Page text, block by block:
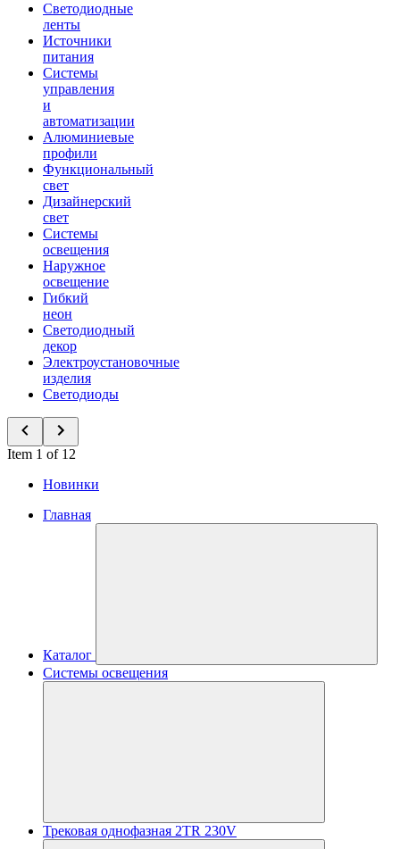
Светодиодные
ленты
Источники
питания
Системы
управления
и
автоматизации
Алюминиевые
профили
Функциональный
свет
Дизайнерский
свет
Системы
освещения
Наружное
освещение
Гибкий
неон
Светодиодный
декор
Электроустановочные
изделия
Светодиоды
Item 1 of 12
Новинки
Главная
Каталог
Системы освещения
Трековая однофазная 2TR 230V